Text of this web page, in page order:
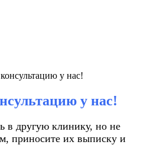
у нас!
в другую клинику, но не
приносите их выписку и